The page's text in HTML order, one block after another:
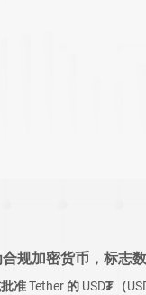
规加密货币，标志
准 Tether 的 USD₮（